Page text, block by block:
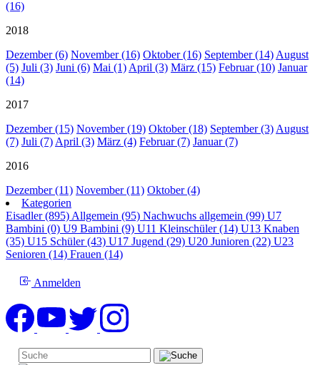
(16)
2018
Dezember (6) November (16) Oktober (16) September (14) August
(5) Juli (3) Juni (6) Mai (1) April (3) März (15) Februar (10) Januar
(14)
2017
Dezember (15) November (19) Oktober (18) September (3) August
(7) Juli (7) April (3) März (4) Februar (7) Januar (7)
2016
Dezember (11) November (11) Oktober (4)
Kategorien
Eisadler (895) Allgemein (95) Nachwuchs allgemein (99) U7
Bambini (0) U9 Bambini (9) U11 Kleinschüler (14) U13 Knaben
(35) U15 Schüler (43) U17 Jugend (29) U20 Junioren (22) U23
Senioren (14) Frauen (14)
Anmelden